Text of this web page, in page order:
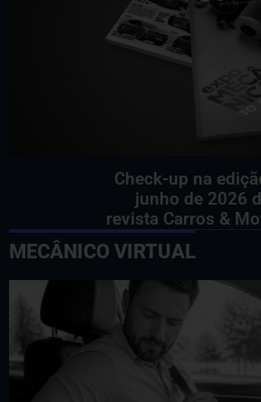
Check-up na
junho de 2026
revista Carros &
MECÂNICO VIRTUAL